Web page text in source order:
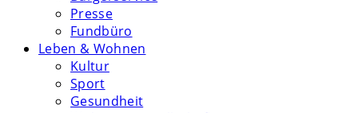
Presse
Fundbüro
Leben & Wohnen
Kultur
Sport
Gesundheit